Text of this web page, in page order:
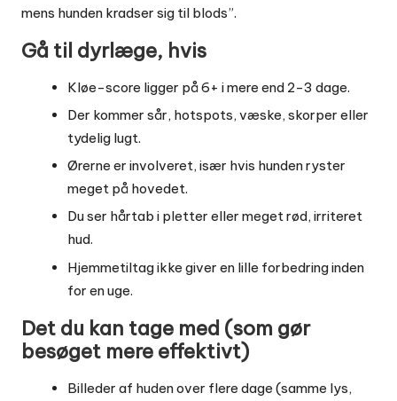
mens hunden kradser sig til blods”.
Gå til dyrlæge, hvis
Kløe-score ligger på 6+ i mere end 2-3 dage.
Der kommer sår, hotspots, væske, skorper eller
tydelig lugt.
Ørerne er involveret, især hvis hunden ryster
meget på hovedet.
Du ser hårtab i pletter eller meget rød, irriteret
hud.
Hjemmetiltag ikke giver en lille forbedring inden
for en uge.
Det du kan tage med (som gør
besøget mere effektivt)
Billeder af huden over flere dage (samme lys,